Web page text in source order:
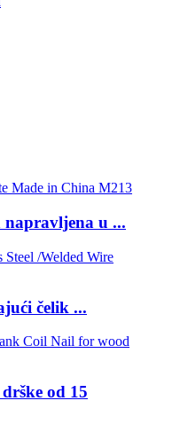
napravljena u ...
čelik ...
od 15